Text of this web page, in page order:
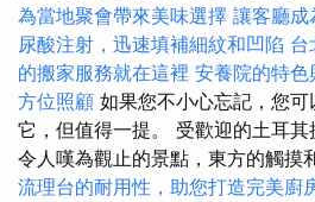
為當地聚會帶來美味選擇 讓客廳成
尿酸注射，迅速填補細紋和凹陷 台
的搬家服務就在這裡 安養院的特
方位照顧 如果您不小心忘記，您
它，但值得一提。 受歡迎的土耳其
令人嘆為觀止的景點，東方的觸摸
流理台的耐用性，助您打造完美廚